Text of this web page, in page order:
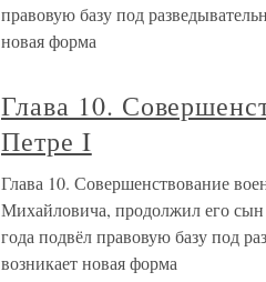
правовую базу под
новая форма
Глава 10.
Петре I
Глава 10. Совершенствование
Михайловича, продолжил его
года подвёл правовую базу под
возникает новая форма